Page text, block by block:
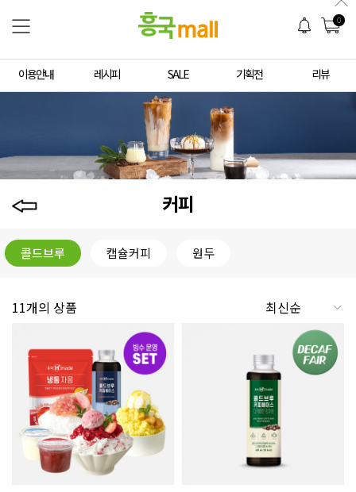
0
이용안내 레시피 SALE 기획전 리뷰
커피
콜드브루 캡슐커피 원두
11개의 상품